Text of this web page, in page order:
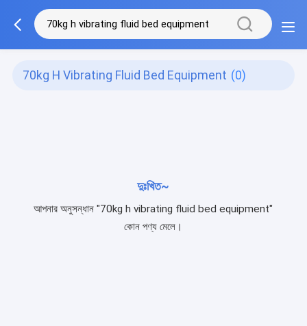
70kg H Vibrating Fluid Bed Equipment (0)
দুঃখিত~
আপনার অনুসন্ধান "70kg h vibrating fluid bed equipment"
কোন পণ্য মেলে।